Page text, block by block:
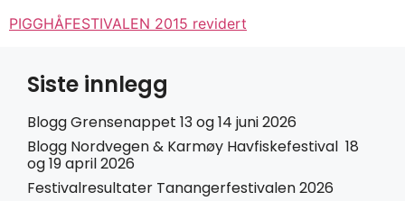
PIGGHÅFESTIVALEN 2015 revidert
Siste innlegg
Blogg Grensenappet 13 og 14 juni 2026
Blogg Nordvegen & Karmøy Havfiskefestival 18
og 19 april 2026
Festivalresultater Tanangerfestivalen 2026